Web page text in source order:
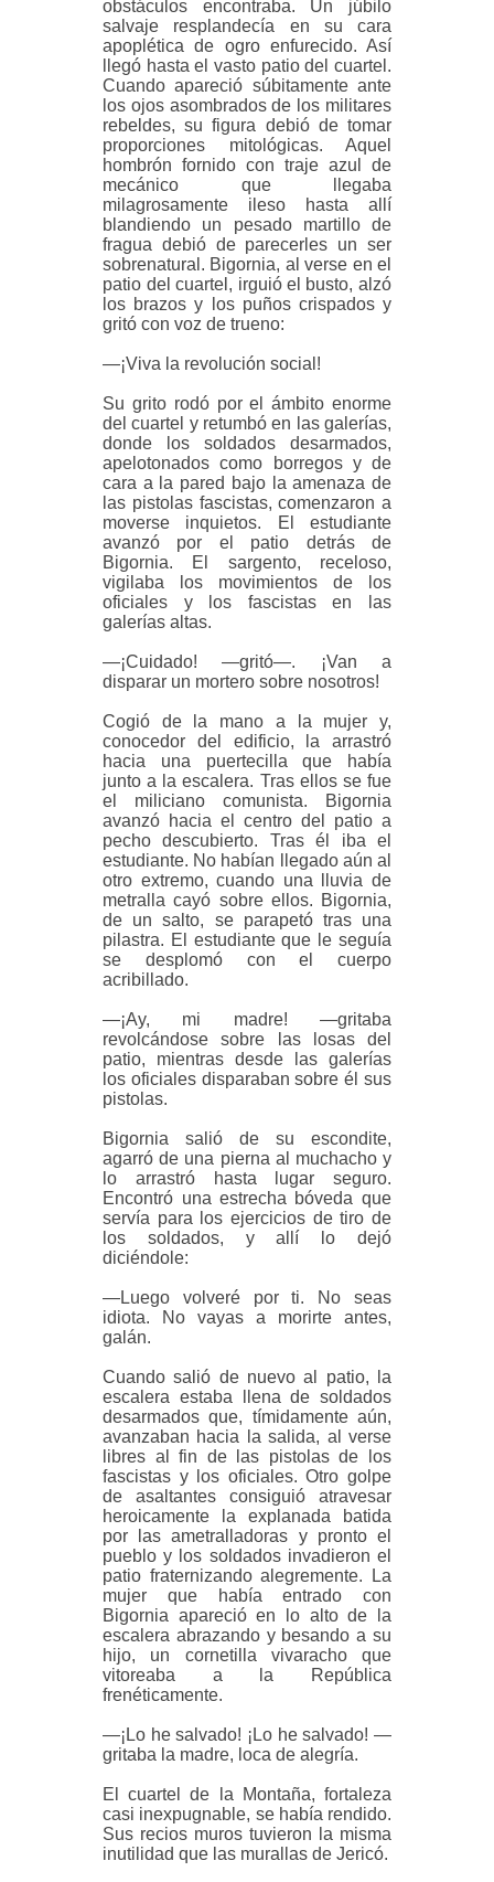
obstáculos encontraba. Un júbilo
salvaje resplandecía en su cara
apoplética de ogro enfurecido. Así
llegó hasta el vasto patio del cuartel.
Cuando apareció súbitamente ante
los ojos asombrados de los militares
rebeldes, su figura debió de tomar
proporciones mitológicas. Aquel
hombrón fornido con traje azul de
mecánico que llegaba
milagrosamente ileso hasta allí
blandiendo un pesado martillo de
fragua debió de parecerles un ser
sobrenatural. Bigornia, al verse en el
patio del cuartel, irguió el busto, alzó
los brazos y los puños crispados y
gritó con voz de trueno:
—¡Viva la revolución social!
Su grito rodó por el ámbito enorme
del cuartel y retumbó en las galerías,
donde los soldados desarmados,
apelotonados como borregos y de
cara a la pared bajo la amenaza de
las pistolas fascistas, comenzaron a
moverse inquietos. El estudiante
avanzó por el patio detrás de
Bigornia. El sargento, receloso,
vigilaba los movimientos de los
oficiales y los fascistas en las
galerías altas.
—¡Cuidado! —gritó—. ¡Van a
disparar un mortero sobre nosotros!
Cogió de la mano a la mujer y,
conocedor del edificio, la arrastró
hacia una puertecilla que había
junto a la escalera. Tras ellos se fue
el miliciano comunista. Bigornia
avanzó hacia el centro del patio a
pecho descubierto. Tras él iba el
estudiante. No habían llegado aún al
otro extremo, cuando una lluvia de
metralla cayó sobre ellos. Bigornia,
de un salto, se parapetó tras una
pilastra. El estudiante que le seguía
se desplomó con el cuerpo
acribillado.
—¡Ay, mi madre! —gritaba
revolcándose sobre las losas del
patio, mientras desde las galerías
los oficiales disparaban sobre él sus
pistolas.
Bigornia salió de su escondite,
agarró de una pierna al muchacho y
lo arrastró hasta lugar seguro.
Encontró una estrecha bóveda que
servía para los ejercicios de tiro de
los soldados, y allí lo dejó
diciéndole:
—Luego volveré por ti. No seas
idiota. No vayas a morirte antes,
galán.
Cuando salió de nuevo al patio, la
escalera estaba llena de soldados
desarmados que, tímidamente aún,
avanzaban hacia la salida, al verse
libres al fin de las pistolas de los
fascistas y los oficiales. Otro golpe
de asaltantes consiguió atravesar
heroicamente la explanada batida
por las ametralladoras y pronto el
pueblo y los soldados invadieron el
patio fraternizando alegremente. La
mujer que había entrado con
Bigornia apareció en lo alto de la
escalera abrazando y besando a su
hijo, un cornetilla vivaracho que
vitoreaba a la República
frenéticamente.
—¡Lo he salvado! ¡Lo he salvado! —
gritaba la madre, loca de alegría.
El cuartel de la Montaña, fortaleza
casi inexpugnable, se había rendido.
Sus recios muros tuvieron la misma
inutilidad que las murallas de Jericó.